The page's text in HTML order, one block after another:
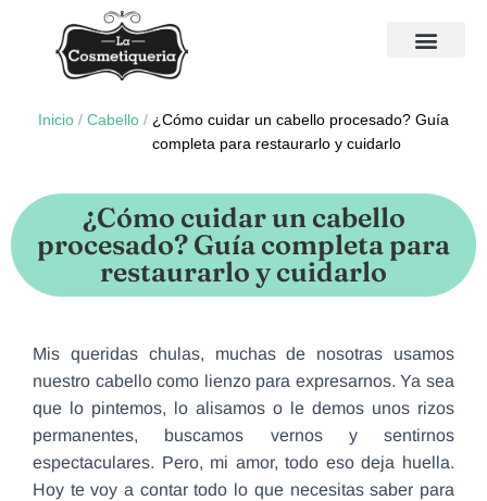
Inicio / Cabello / ¿Cómo cuidar un cabello procesado? Guía
completa para restaurarlo y cuidarlo
¿Cómo cuidar un cabello
procesado? Guía completa para
restaurarlo y cuidarlo
Mis queridas chulas, muchas de nosotras usamos
nuestro cabello como lienzo para expresarnos. Ya sea
que lo pintemos, lo alisamos o le demos unos rizos
permanentes, buscamos vernos y sentirnos
espectaculares. Pero, mi amor, todo eso deja huella.
Hoy te voy a contar todo lo que necesitas saber para